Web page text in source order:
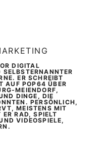
DIGITAL
ER SCHREIBT
AUF POP64 ÜBER
MEIENDORF,
DINGE, DIE
PERSÖNLICH,
MEISTENS MIT
ER RAD, SPIELT
VIDEOSPIELE,